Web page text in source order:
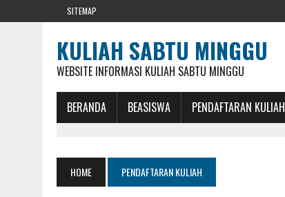
SITEMAP
KULIAH SABTU MINGGU
WEBSITE INFORMASI KULIAH SABTU MINGGU
BERANDA BEASISWA PENDAFTARAN KULIAH
HOME PENDAFTARAN KULIAH